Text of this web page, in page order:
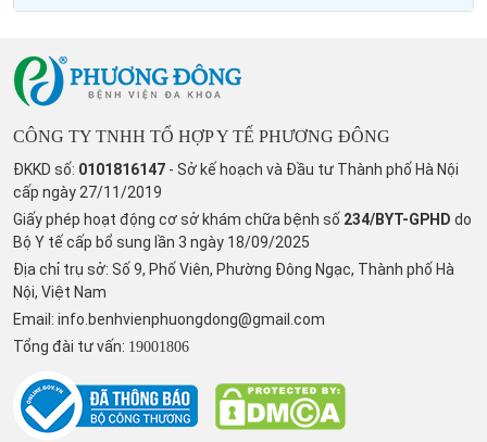
CÔNG TY TNHH TỔ HỢP Y TẾ PHƯƠNG ĐÔNG
ĐKKD số: 0101816147 - Sở kế hoạch và Đầu tư Thành phố Hà Nội
cấp ngày 27/11/2019
Giấy phép hoạt động cơ sở khám chữa bệnh số 234/BYT-GPHD do
Bộ Y tế cấp bổ sung lần 3 ngày 18/09/2025
Địa chỉ trụ sở: Số 9, Phố Viên, Phường Đông Ngạc, Thành phố Hà
Nội, Việt Nam
Email: info.benhvienphuongdong@gmail.com
Tổng đài tư vấn: 19001806